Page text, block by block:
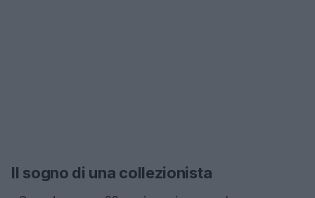
Il sogno di una collezionista